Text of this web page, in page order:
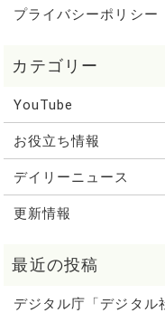
プライバシーポリシー
YouTube
お役立ち情報
デイリーニュース
更新情報
デジタル庁「デジタル